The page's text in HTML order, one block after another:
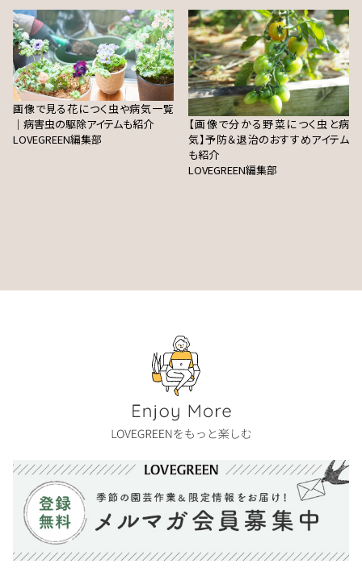
画像で見る花につく虫や病気一覧
｜病害虫の駆除アイテムも紹介
LOVEGREEN編集部
【画像で分かる野菜につく虫と病
気】予防＆退治のおすすめアイテム
も紹介
LOVEGREEN編集部